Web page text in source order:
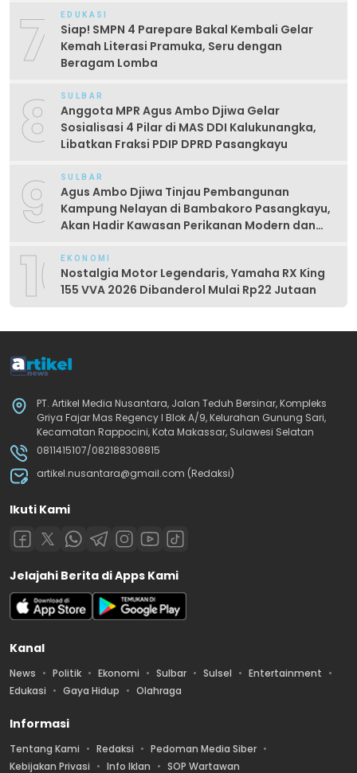
7 EDUKASI
Siap! SMPN 4 Parepare Bakal Kembali Gelar
Kemah Literasi Pramuka, Seru dengan
Beragam Lomba
8 SULBAR
Anggota MPR Agus Ambo Djiwa Gelar
Sosialisasi 4 Pilar di MAS DDI Kalukunangka,
Libatkan Fraksi PDIP DPRD Pasangkayu
9 SULBAR
Agus Ambo Djiwa Tinjau Pembangunan
Kampung Nelayan di Bambakoro Pasangkayu,
Akan Hadir Kawasan Perikanan Modern dan
10EKONOMI
Nostalgia Motor Legendaris, Yamaha RX King
155 VVA 2026 Dibanderol Mulai Rp22 Jutaan
PT. Artikel Media Nusantara, Jalan Teduh Bersinar, Kompleks
Griya Fajar Mas Regency I Blok A/9, Kelurahan Gunung Sari,
Kecamatan Rappocini, Kota Makassar, Sulawesi Selatan
0811415107/082188308815
artikel.nusantara@gmail.com (Redaksi)
Ikuti Kami
Jelajahi Berita di Apps Kami
Kanal
News Politik Ekonomi Sulbar Sulsel
Entertainment
Edukasi
Gaya Hidup Olahraga
Informasi
Tentang Kami Redaksi
Pedoman Media Siber
Kebijakan Privasi
Info Iklan SOP Wartawan